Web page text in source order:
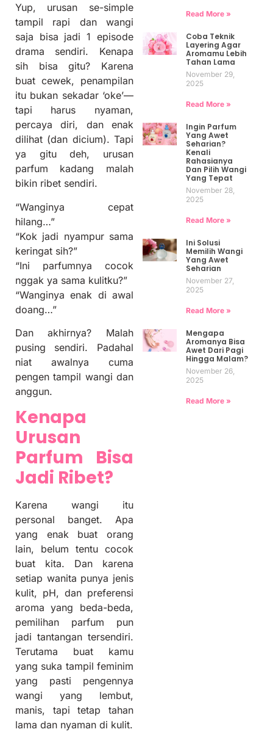
Yup, urusan se-simple
tampil rapi dan wangi
saja bisa jadi 1 episode
drama sendiri. Kenapa
sih bisa gitu? Karena
buat cewek, penampilan
itu bukan sekadar ‘oke’—
tapi harus nyaman,
percaya diri, dan enak
dilihat (dan dicium). Tapi
ya gitu deh, urusan
parfum kadang malah
bikin ribet sendiri.
“Wanginya cepat
hilang…”
“Kok jadi nyampur sama
keringat sih?”
“Ini parfumnya cocok
nggak ya sama kulitku?”
“Wanginya enak di awal
doang…”
Dan akhirnya? Malah
pusing sendiri. Padahal
niat awalnya cuma
pengen tampil wangi dan
anggun.
Kenapa
Urusan
Parfum Bisa
Jadi Ribet?
Karena wangi itu
personal banget. Apa
yang enak buat orang
lain, belum tentu cocok
buat kita. Dan karena
setiap wanita punya jenis
kulit, pH, dan preferensi
aroma yang beda-beda,
pemilihan parfum pun
jadi tantangan tersendiri.
Terutama buat kamu
yang suka tampil feminim
yang pasti pengennya
wangi yang lembut,
manis, tapi tetap tahan
lama dan nyaman di kulit.
Read More »
Coba Teknik
Layering Agar
Aromamu Lebih
Tahan Lama
November 29,
2025
Read More »
Ingin Parfum
Yang Awet
Seharian?
Kenali
Rahasianya
Dan Pilih Wangi
Yang Tepat
November 28,
2025
Read More »
Ini Solusi
Memilih Wangi
Yang Awet
Seharian
November 27,
2025
Read More »
Mengapa
Aromanya Bisa
Awet Dari Pagi
Hingga Malam?
November 26,
2025
Read More »